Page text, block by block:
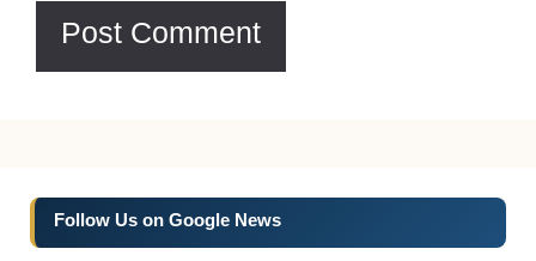
Follow Us on Google News